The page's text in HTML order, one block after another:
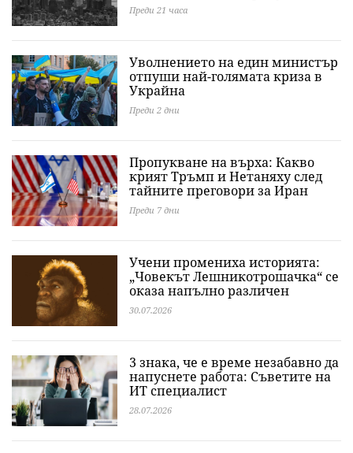
Преди 21 часа
Уволнението на един министър
отпуши най-голямата криза в
Украйна
Преди 2 дни
Пропукване на върха: Какво
крият Тръмп и Нетаняху след
тайните преговори за Иран
Преди 7 дни
Учени промениха историята:
„Човекът Лешникотрошачка“ се
оказа напълно различен
30.07.2026
3 знака, че е време незабавно да
напуснете работа: Съветите на
ИТ специалист
28.07.2026